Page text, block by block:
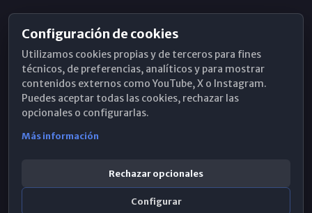
Horarios de Misa
Hemeroteca
WhatsApp
Configuración de cookies
Utilizamos cookies propias y de terceros para fines
técnicos, de preferencias, analíticos y para mostrar
contenidos externos como YouTube, X o Instagram.
Puedes aceptar todas las cookies, rechazar las
opcionales o configurarlas.
Más información
Rechazar opcionales
Configurar